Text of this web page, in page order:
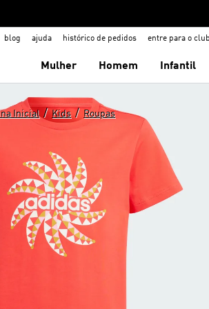
blog ajuda histórico de pedidos entre para o
Mulher Homem Infantil
Inicial / Kids / Roupas